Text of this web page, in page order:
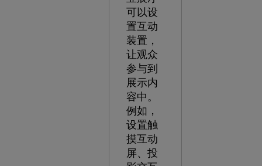
可以设
置互动
装置，
让观众
参与到
展示内
容中。
例如，
设置触
摸互动
屏、投